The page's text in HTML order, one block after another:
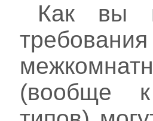
Как вы
(вообще